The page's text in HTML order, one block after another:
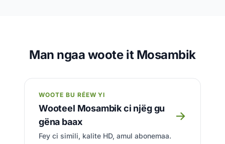
Man ngaa woote it Mosambik
WOOTE BU RÉEW YI
Wooteel Mosambik ci njëg gu
gëna baax
Fey ci simili, kalite HD, amul abonemaa.
→